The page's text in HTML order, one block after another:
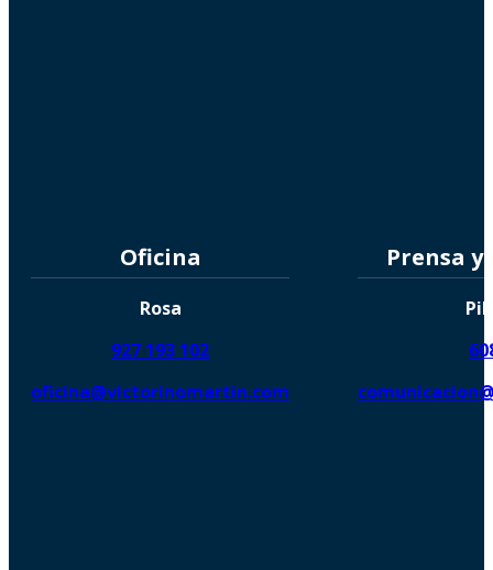
Oficina
Rosa
927 193 102
oficina@victorinomartin.com
Prensa